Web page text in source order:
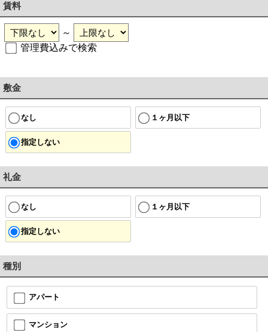
賃料
～
管理費込みで検索
敷金
なし １ヶ月以下
指定しない
礼金
なし １ヶ月以下
指定しない
種別
アパート
マンション